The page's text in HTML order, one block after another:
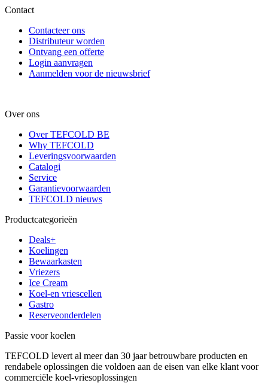
Contact
Contacteer ons
Distributeur worden
Ontvang een offerte
Login aanvragen
Aanmelden voor de nieuwsbrief
Over ons
Over TEFCOLD BE
Why TEFCOLD
Leveringsvoorwaarden
Catalogi
Service
Garantievoorwaarden
TEFCOLD nieuws
Productcategorieën
Deals+
Koelingen
Bewaarkasten
Vriezers
Ice Cream
Koel-en vriescellen
Gastro
Reserveonderdelen
Passie voor koelen
TEFCOLD levert al meer dan 30 jaar betrouwbare producten en
rendabele oplossingen die voldoen aan de eisen van elke klant voor
commerciële koel-vriesoplossingen